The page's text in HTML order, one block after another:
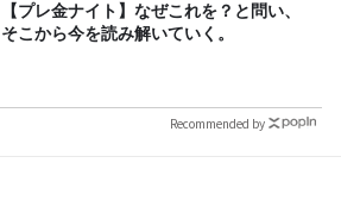
【プレ金ナイト】なぜこれを？と問い、
そこから今を読み解いていく。
Recommended by